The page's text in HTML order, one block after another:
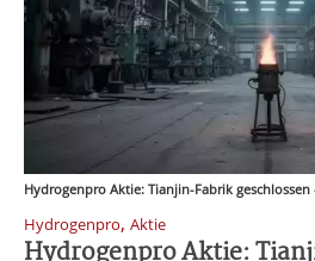
Hydrogenpro Aktie: Tianjin-Fabrik
Hydrogenpro, Aktie